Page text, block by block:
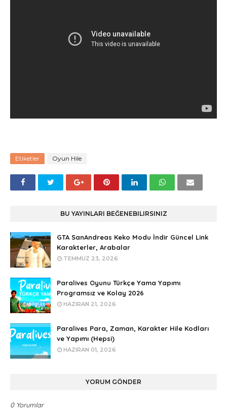
Etiketler Oyun Hile
BU YAYINLARI BEĞENEBILIRSINIZ
GTA SanAndreas Keko Modu İndir Güncel Link
Karakterler, Arabalar
TEMMUZ 23, 2026
Paralives Oyunu Türkçe Yama Yapımı
Programsız ve Kolay 2026
HAZIRAN 21, 2026
Paralives Para, Zaman, Karakter Hile Kodları
ve Yapımı (Hepsi)
HAZIRAN 01, 2026
YORUM GÖNDER
0 Yorumlar